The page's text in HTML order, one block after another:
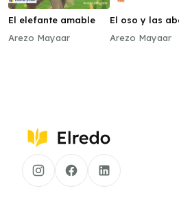
El elefante amable
Arezo Mayaar
El oso y las
Arezo Mayaar